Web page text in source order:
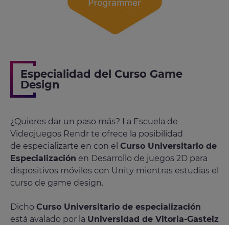
Especialidad del Curso Game
Design
¿Quieres dar un paso más? La Escuela de
Videojuegos Rendr te ofrece la posibilidad
de especializarte en con el Curso Universitario de
Especialización en Desarrollo de juegos 2D para
dispositivos móviles con Unity mientras estudias el
curso de game design.
Dicho Curso Universitario de especialización
está avalado por la Universidad de Vitoria-Gasteiz